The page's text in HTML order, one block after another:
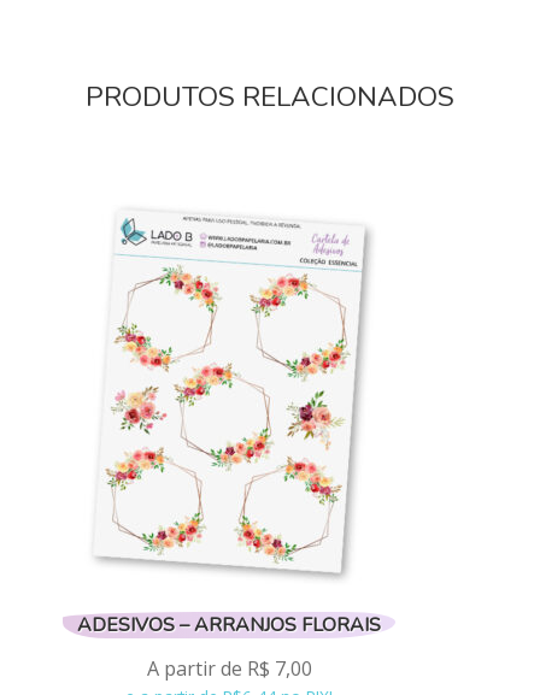
PRODUTOS RELACIONADOS
ADESIVOS – ARRANJOS FLORAIS
A partir de R$ 7,00